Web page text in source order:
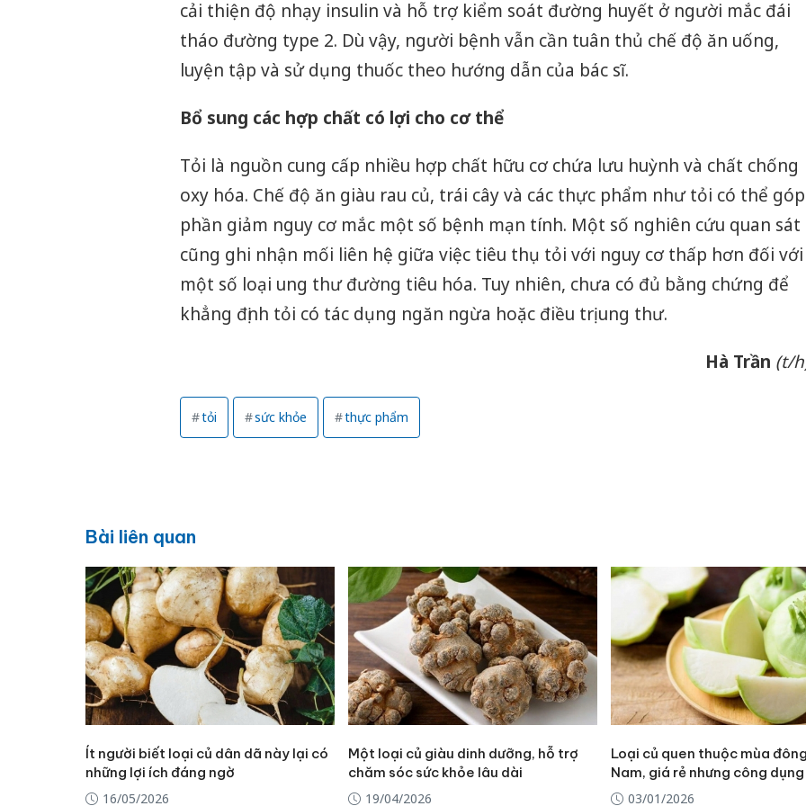
cải thiện độ nhạy insulin và hỗ trợ kiểm soát đường huyết ở người mắc đái
tháo đường type 2. Dù vậy, người bệnh vẫn cần tuân thủ chế độ ăn uống,
luyện tập và sử dụng thuốc theo hướng dẫn của bác sĩ.
Bổ sung các hợp chất có lợi cho cơ thể
Tỏi là nguồn cung cấp nhiều hợp chất hữu cơ chứa lưu huỳnh và chất chống
oxy hóa. Chế độ ăn giàu rau củ, trái cây và các thực phẩm như tỏi có thể góp
phần giảm nguy cơ mắc một số bệnh mạn tính. Một số nghiên cứu quan sát
cũng ghi nhận mối liên hệ giữa việc tiêu thụ tỏi với nguy cơ thấp hơn đối với
một số loại ung thư đường tiêu hóa. Tuy nhiên, chưa có đủ bằng chứng để
khẳng định tỏi có tác dụng ngăn ngừa hoặc điều trị ung thư.
Hà Trần (t/
tỏi sức khỏe thực phẩm
Bài liên quan
Ít người biết loại củ dân dã này lại có
những lợi ích đáng ngờ
16/05/2026
Một loại củ giàu dinh dưỡng, hỗ trợ
chăm sóc sức khỏe lâu dài
19/04/2026
Loại củ quen thuộc mùa
Nam, giá rẻ nhưng công
03/01/2026
sản
bảo vệ
kinh
Thanh
hại
bán bình